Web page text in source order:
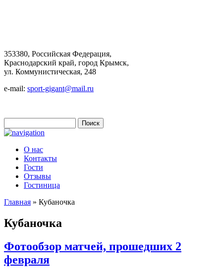
353380, Российская Федерация,
Краснодарский край, город Крымск,
ул. Коммунистическая, 248
e-mail: sport-gigant@mail.ru
Форма поиска
О нас
Контакты
Гости
Отзывы
Гостиница
Главная » Кубаночка
Кубаночка
Фотообзор матчей, прошедших 2
февраля